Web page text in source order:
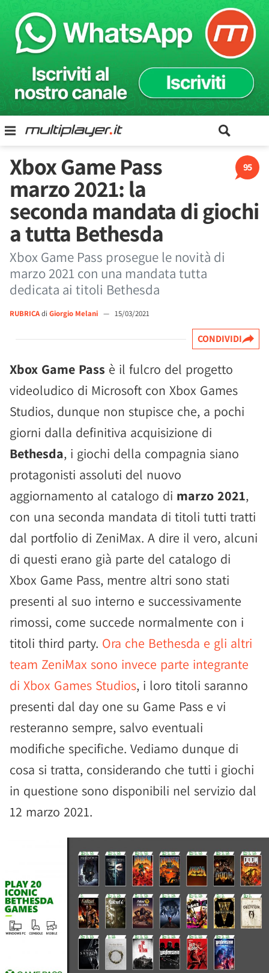
95
Xbox Game Pass
marzo 2021: la
seconda mandata di giochi
a tutta Bethesda
Xbox Game Pass prosegue le novità di
marzo 2021 con una mandata tutta
dedicata ai titoli Bethesda
RUBRICAdi Giorgio Melani — 15/03/2021
CONDIVIDI
Xbox Game Pass è il fulcro del progetto
videoludico di Microsoft con Xbox Games
Studios, dunque non stupisce che, a pochi
giorni dalla definitiva acquisizione di
Bethesda, i giochi della compagnia siano
protagonisti assoluti del nuovo
aggiornamento al catalogo di marzo 2021,
con una seconda mandata di titoli tutti tratti
dal portfolio di ZeniMax. A dire il vero, alcuni
di questi erano già parte del catalogo di
Xbox Game Pass, mentre altri sono stati
presenti al suo interno e successivamente
rimossi, come succede normalmente con i
titoli third party. Ora che Bethesda e gli altri
team ZeniMax sono invece parte integrante
di Xbox Games Studios, i loro titoli saranno
presenti dal day one su Game Pass e vi
resteranno sempre, salvo eventuali
modifiche specifiche. Vediamo dunque di
cosa si tratta, considerando che tutti i giochi
in questione sono disponibili nel servizio dal
12 marzo 2021.